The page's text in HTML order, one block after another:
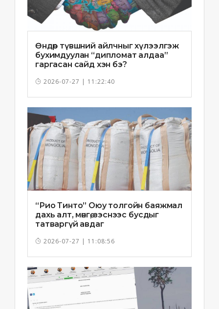
Өндөр түвшний айлчныг хүлээлгэж
бухимдуулан “дипломат алдаа”
гаргасан сайд хэн бэ?
2026-07-27 | 11:22:40
“Рио Тинто” Оюу толгойн баяжмал
дахь алт, мөнгө, зэснээс бусдыг
татваргүй авдаг
2026-07-27 | 11:08:56